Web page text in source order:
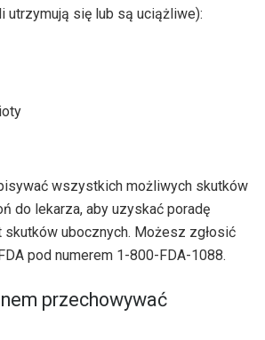
utrzymują się lub są uciążliwe):
wszystkich możliwych skutków
do lekarza, aby uzyskać poradę
skutków ubocznych. Możesz zgłosić
pod numerem 1-800-FDA-1088.
przechowywać